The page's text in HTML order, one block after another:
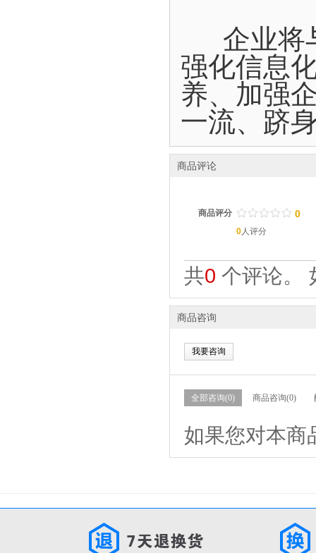
企业将
强化信息
养、加强
一流、跻
商品评论
商品评分 / / / / /
. . . . . 0
0人评分
共0 个评论。
商品咨询
我要咨询
全部咨询(0) 商品咨询(0)
如果您对本商